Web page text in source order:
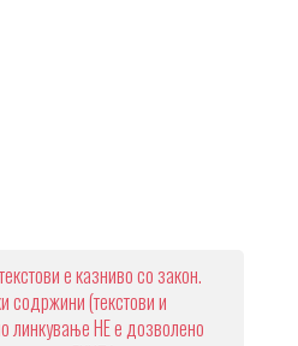
е казниво со закон.
содржини (текстови и
линкување НЕ е дозволено